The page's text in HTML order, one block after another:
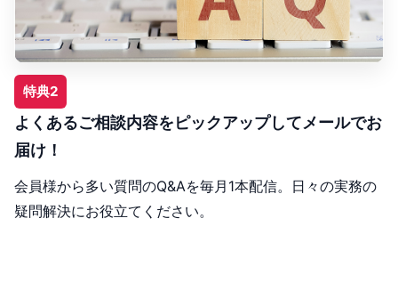
特典2
よくあるご相談内容をピックアップしてメールでお
届け！
会員様から多い質問のQ&Aを毎月1本配信。日々の実務の
疑問解決にお役立てください。